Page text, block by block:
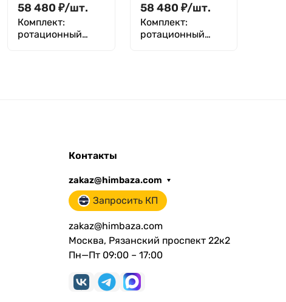
58 480 ₽/шт.
Комплект:
ротационный
58 480 ₽/шт.
Комплект:
ротационный
Контакты
zakaz@himbaza.com
Запросить КП
zakaz@himbaza.com
Москва, Рязанский проспект 22к2
Пн—Пт 09:00 – 17:00